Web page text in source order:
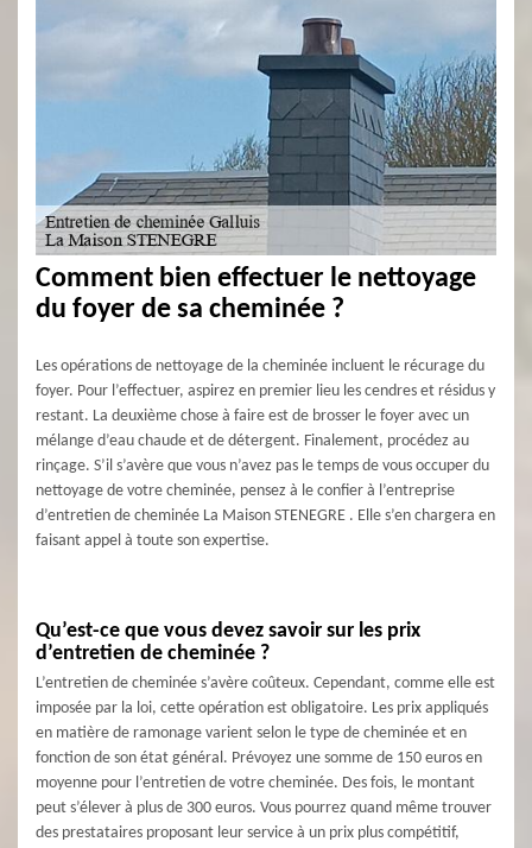
Comment bien effectuer le nettoyage
du foyer de sa cheminée ?
Les opérations de nettoyage de la cheminée incluent le récurage du
foyer. Pour l’effectuer, aspirez en premier lieu les cendres et résidus y
restant. La deuxième chose à faire est de brosser le foyer avec un
mélange d’eau chaude et de détergent. Finalement, procédez au
rinçage. S’il s’avère que vous n’avez pas le temps de vous occuper du
nettoyage de votre cheminée, pensez à le confier à l’entreprise
d’entretien de cheminée La Maison STENEGRE . Elle s’en chargera en
faisant appel à toute son expertise.
Qu’est-ce que vous devez savoir sur les prix
d’entretien de cheminée ?
L’entretien de cheminée s’avère coûteux. Cependant, comme elle est
imposée par la loi, cette opération est obligatoire. Les prix appliqués
en matière de ramonage varient selon le type de cheminée et en
fonction de son état général. Prévoyez une somme de 150 euros en
moyenne pour l’entretien de votre cheminée. Des fois, le montant
peut s’élever à plus de 300 euros. Vous pourrez quand même trouver
des prestataires proposant leur service à un prix plus compétitif,